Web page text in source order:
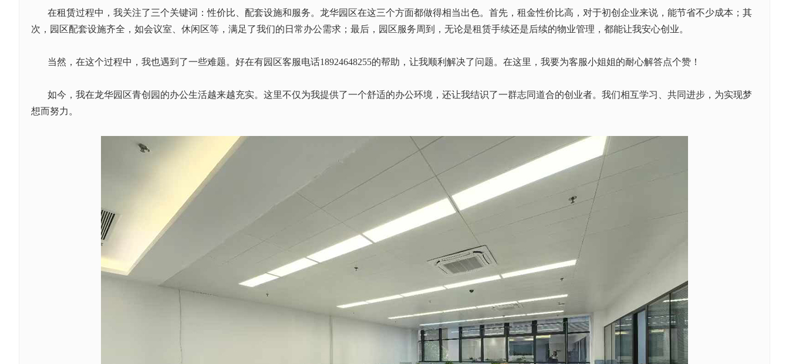
在租赁过程中，我关注了三个关键词：性价比、配套设施和服务。龙华园区在这三个方面都做得相当出色。首先，租金性价比高，对于初创企业来说，能节省不少成本；其
次，园区配套设施齐全，如会议室、休闲区等，满足了我们的日常办公需求；最后，园区服务周到，无论是租赁手续还是后续的物业管理，都能让我安心创业。
当然，在这个过程中，我也遇到了一些难题。好在有园区客服电话18924648255的帮助，让我顺利解决了问题。在这里，我要为客服小姐姐的耐心解答点个赞！
如今，我在龙华园区青创园的办公生活越来越充实。这里不仅为我提供了一个舒适的办公环境，还让我结识了一群志同道合的创业者。我们相互学习、共同进步，为实现梦
想而努力。